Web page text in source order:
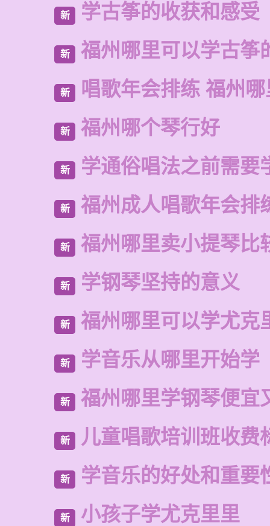
新 学古筝的收获和感受
新 福州哪里可以学古筝
新 唱歌年会排练 福州
新 福州哪个琴行好
新 学通俗唱法之前需要
新 福州成人唱歌年会排
新 福州哪里卖小提琴比
新 学钢琴坚持的意义
新 福州哪里可以学尤克
新 学音乐从哪里开始学
新 福州哪里学钢琴便宜
新 儿童唱歌培训班收费
新 学音乐的好处和重要
新 小孩子学尤克里里